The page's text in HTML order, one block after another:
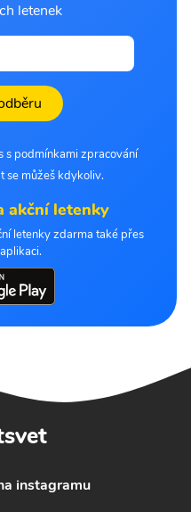
letenek
s podmínkami zpracování
se můžeš kdykoliv.
akční letenky
letenky zdarma také přes
instagramu